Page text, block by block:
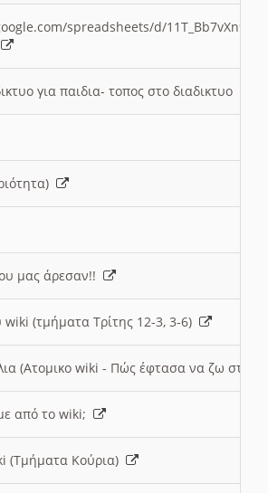
spreadsheets/d/
για παιδια- τοπος στο διαδικτυο
μας άρεσαν!!
(τμήματα Τρίτης 12-3, 3-6)
(Ατομικο wiki - Πώς έφτασα να ζω στην
από το wiki;
(Τμήματα Κούρια)